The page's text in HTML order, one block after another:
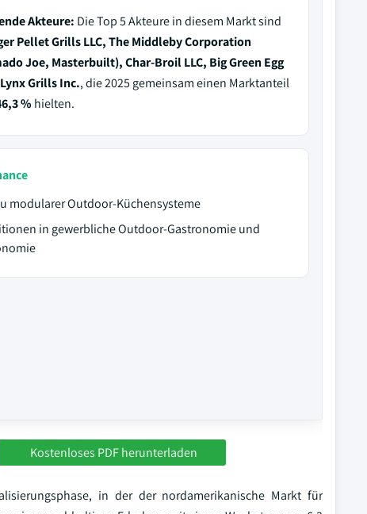
Akteure: Die Top 5 Akteure in diesem Markt sind
Pellet Grills LLC, The Middleby Corporation
Joe, Masterbuilt), Char-Broil LLC, Big Green Egg
Grills Inc., die 2025 gemeinsam einen Marktanteil
% hielten.
modularer Outdoor-Küchensysteme
in gewerbliche Outdoor-Gastronomie und
Kostenloses PDF herunterladen
in der der nordamerikanische Markt für